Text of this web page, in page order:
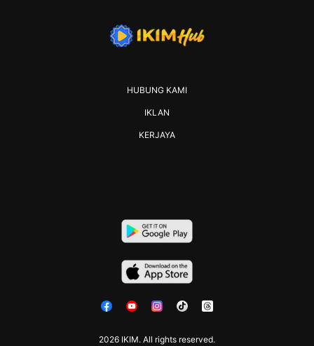
2026 IKIM. All rights reserved.
HUBUNG KAMI
IKLAN
KERJAYA